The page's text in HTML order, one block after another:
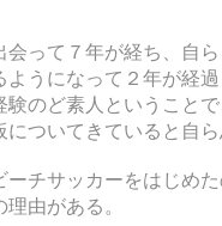
会って７年が経ち、自
ようになって２年が経
験のど素人ということ
についてきていると自
ーチサッカーをはじめ
由がある。